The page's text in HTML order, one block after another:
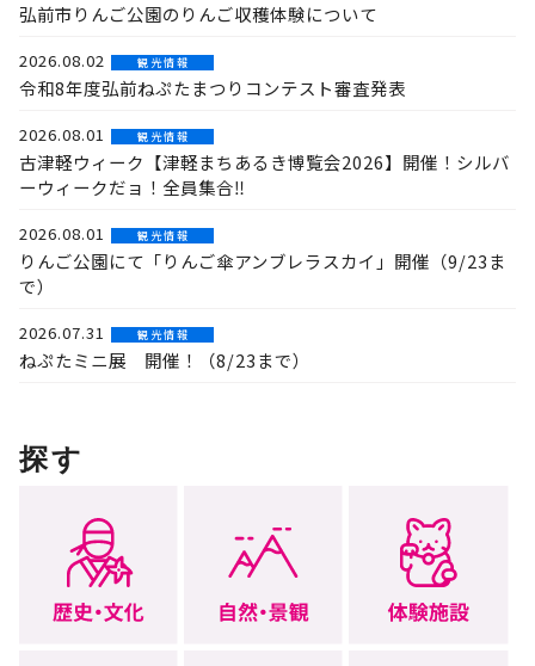
弘前市りんご公園のりんご収穫体験について
2026.08.02 観 光 情 報
令和8年度弘前ねぷたまつりコンテスト審査発表
2026.08.01 観 光 情 報
古津軽ウィーク【津軽まちあるき博覧会2026】開催！シルバ
ーウィークだョ！全員集合‼
2026.08.01 観 光 情 報
りんご公園にて「りんご傘アンブレラスカイ」開催（9/23ま
で）
2026.07.31 観 光 情 報
ねぷたミニ展 開催！（8/23まで）
探す